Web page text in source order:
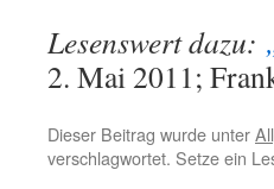
Lesenswert dazu:
2. Mai 2011;
Dieser Beitrag wurde unter
verschlagwortet. Setze ein